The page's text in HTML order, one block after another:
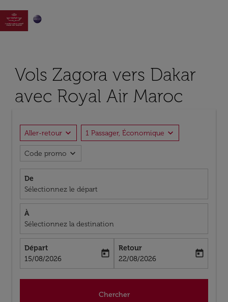

Vols Zagora vers Dakar
avec Royal Air Maroc
Aller-retour expand_more 1 Passager, Économique expand_more
Code promo expand_more
De
Sélectionnez le départ
À
Sélectionnez la destination
Départ
fc-booking-departure-date-aria-label
15/08/2026
today
Retour
fc-booking-return-date-aria-label
22/08/2026
today
Chercher